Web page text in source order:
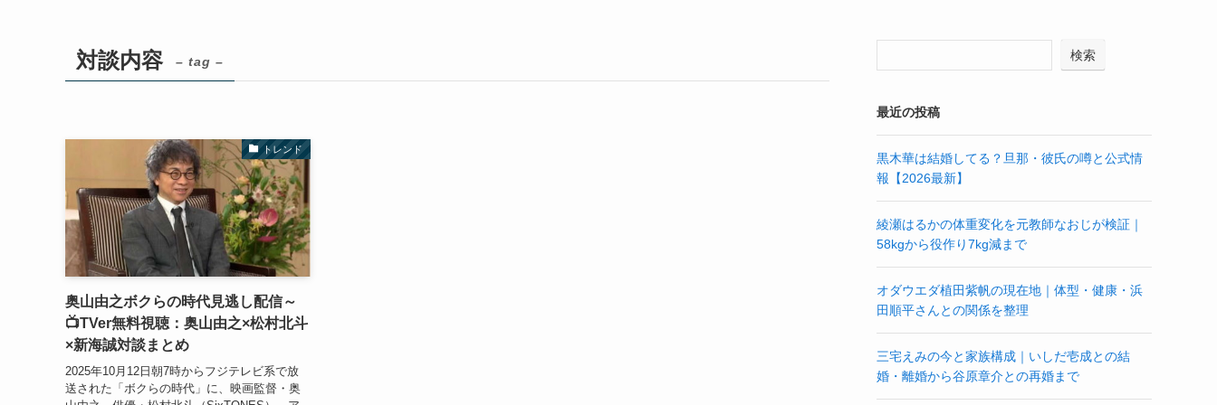
対談内容 – tag –
トレンド
奥山由之ボクらの時代見逃し配信～
📺TVer無料視聴：奥山由之×松村北斗
×新海誠対談まとめ
2025年10月12日朝7時からフジテレビ系で放
送された「ボクらの時代」に、映画監督・奥
検索
最近の投稿
黒木華は結婚してる？旦那・彼氏の噂と公式情
報【2026最新】
綾瀬はるかの体重変化を元教師なおじが検証｜
58kgから役作り7kg減まで
オダウエダ植田紫帆の現在地｜体型・健康・浜
田順平さんとの関係を整理
三宅えみの今と家族構成｜いしだ壱成との結
婚・離婚から谷原章介との再婚まで